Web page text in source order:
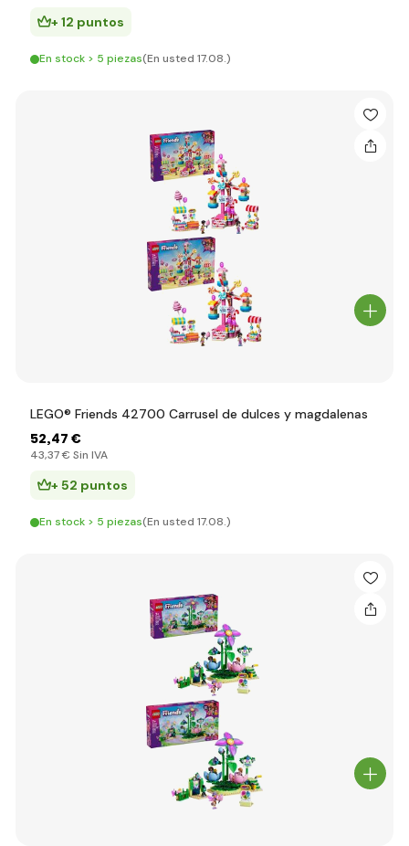
+ 12 puntos
En stock > 5 piezas(En usted 17.08.)
LEGO® Friends 42700 Carrusel de dulces y magdalenas
52,47 €
43,37 € Sin IVA
+ 52 puntos
En stock > 5 piezas(En usted 17.08.)